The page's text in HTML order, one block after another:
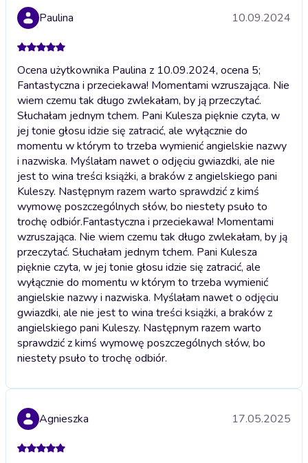
Paulina 10.09.2024
Ocena użytkownika Paulina z 10.09.2024, ocena 5;
Fantastyczna i przeciekawa! Momentami wzruszająca. Nie
wiem czemu tak długo zwlekałam, by ją przeczytać.
Słuchałam jednym tchem. Pani Kulesza pięknie czyta, w
jej tonie głosu idzie się zatracić, ale wyłącznie do
momentu w którym to trzeba wymienić angielskie nazwy
i nazwiska. Myślałam nawet o odjęciu gwiazdki, ale nie
jest to wina treści książki, a braków z angielskiego pani
Kuleszy. Następnym razem warto sprawdzić z kimś
wymowę poszczególnych słów, bo niestety psuło to
trochę odbiór.Fantastyczna i przeciekawa! Momentami
wzruszająca. Nie wiem czemu tak długo zwlekałam, by ją
przeczytać. Słuchałam jednym tchem. Pani Kulesza
pięknie czyta, w jej tonie głosu idzie się zatracić, ale
wyłącznie do momentu w którym to trzeba wymienić
angielskie nazwy i nazwiska. Myślałam nawet o odjęciu
gwiazdki, ale nie jest to wina treści książki, a braków z
angielskiego pani Kuleszy. Następnym razem warto
sprawdzić z kimś wymowę poszczególnych słów, bo
niestety psuło to trochę odbiór.
Agnieszka 17.05.2025